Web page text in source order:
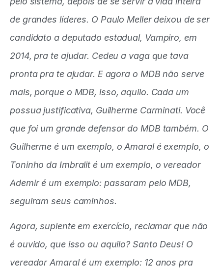
de grandes líderes. O Paulo Meller deixou de ser
candidato a deputado estadual, Vampiro, em
2014, pra te ajudar. Cedeu a vaga que tava
pronta pra te ajudar. E agora o MDB não serve
mais, porque o MDB, isso, aquilo. Cada um
possua justificativa, Guilherme Carminati. Você
que foi um grande defensor do MDB também. O
Guilherme é um exemplo, o Amaral é exemplo, o
Toninho da Imbralit é um exemplo, o vereador
Ademir é um exemplo: passaram pelo MDB,
seguiram seus caminhos.
Agora, suplente em exercício, reclamar que não
é ouvido, que isso ou aquilo? Santo Deus! O
vereador Amaral é um exemplo: 12 anos pra